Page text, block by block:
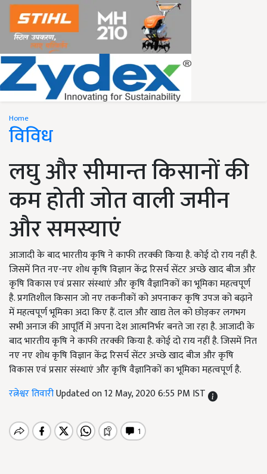
Home
विविध
लघु और सीमान्त किसानों की
कम होती जोत वाली जमीन
और समस्याएं
आजादी के बाद भारतीय कृषि ने काफी तरक्की किया है. कोई दो राय नहीं है.
जिसमें नित नए-नए शोध कृषि विज्ञान केंद्र रिसर्च सेंटर अच्छे खाद बीज और
कृषि विकास एवं प्रसार संस्थाएं और कृषि वैज्ञानिकों का भूमिका महत्वपूर्ण
है. प्रगतिशील किसान जो नए तकनीकों को अपनाकर कृषि उपज को बढ़ाने
में महत्वपूर्ण भूमिका अदा किए हैं. दाल और खाद्य तेल को छोड़कर लगभग
सभी अनाज की आपूर्ति में अपना देश आत्मनिर्भर बनते जा रहा है. आजादी के
बाद भारतीय कृषि ने काफी तरक्की किया है. कोई दो राय नहीं है. जिसमें नित
नए नए शोध कृषि विज्ञान केंद्र रिसर्च सेंटर अच्छे खाद बीज और कृषि
विकास एवं प्रसार संस्थाएं और कृषि वैज्ञानिकों का भूमिका महत्वपूर्ण है.
रत्नेश्वर तिवारीUpdated on 12 May, 2020 6:55 PM IST